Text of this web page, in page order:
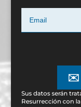
✉️
Sus datos serán
Resurrección con